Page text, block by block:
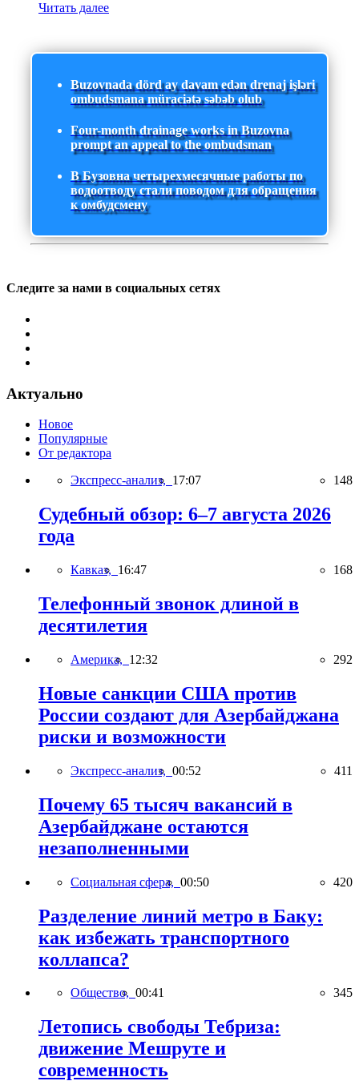
Читать далее
Buzovnada dörd ay davam edən drenaj işləri
ombudsmana müraciətə səbəb olub
Four-month drainage works in Buzovna
prompt an appeal to the ombudsman
В Бузовна четырехмесячные работы по
водоотводу стали поводом для обращения
к омбудсмену
Следите за нами в социальных сетях
Актуально
Новое
Популярные
От редактора
Экспресс-анализ, 17:07 148
Судебный обзор: 6–7 августа 2026
года
Кавказ, 16:47 168
Телефонный звонок длиной в
десятилетия
Америка, 12:32 292
Новые санкции США против
России создают для Азербайджана
риски и возможности
Экспресс-анализ, 00:52 411
Почему 65 тысяч вакансий в
Азербайджане остаются
незаполненными
Социальная сфера, 00:50 420
Разделение линий метро в Баку:
как избежать транспортного
коллапса?
Общество, 00:41 345
Летопись свободы Тебриза:
движение Мешруте и
современность